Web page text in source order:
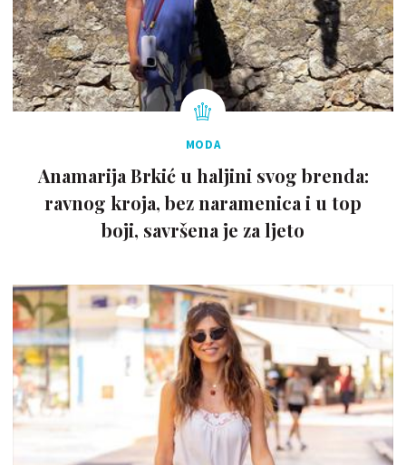
MODA
Anamarija Brkić u haljini svog brenda:
ravnog kroja, bez naramenica i u top
boji, savršena je za ljeto